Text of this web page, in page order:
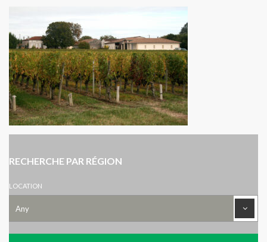
RECHERCHE PAR RÉGION
LOCATION